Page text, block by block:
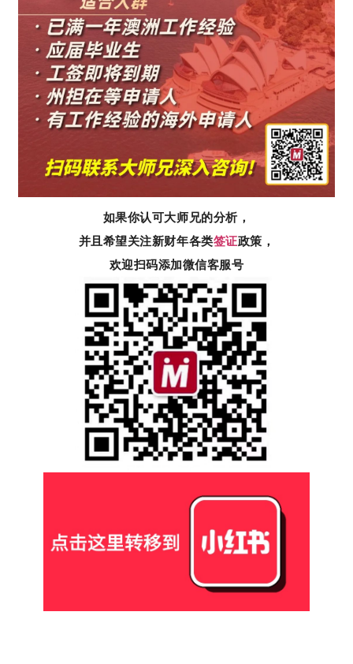
如果你认可大师兄的分析，
并且希望关注新财年各类签证政策，
欢迎扫码添加微信客服号